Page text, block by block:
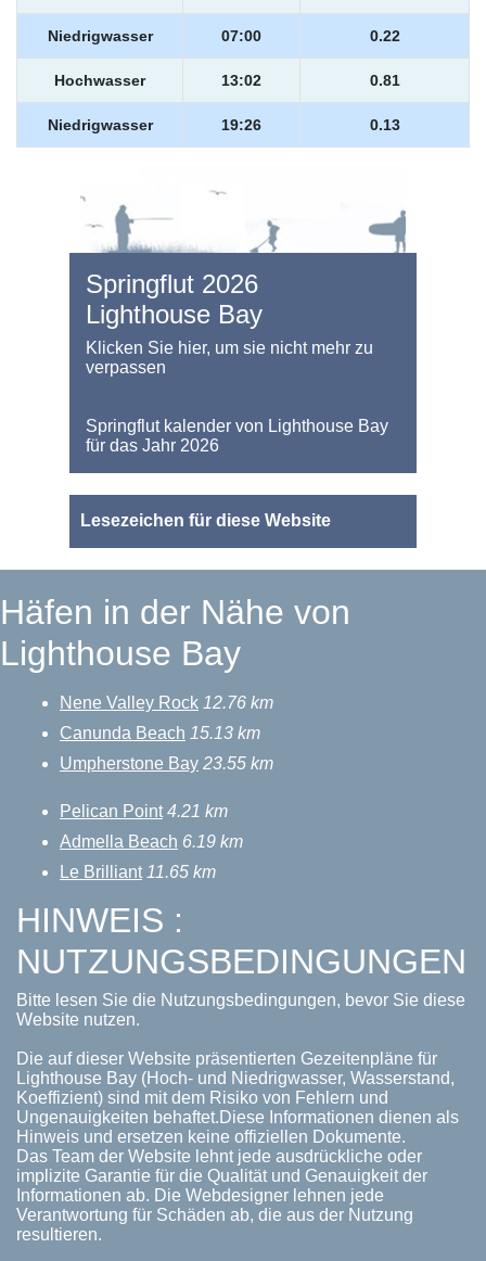
Niedrigwasser 07:00 0.22
Hochwasser 13:02 0.81
Niedrigwasser 19:26 0.13
Springflut 2026
Lighthouse Bay
Klicken Sie hier, um sie nicht mehr zu
verpassen
Springflut kalender von Lighthouse Bay
für das Jahr 2026
Lesezeichen für diese Website
Häfen in der Nähe von
Lighthouse Bay
Nene Valley Rock 12.76 km
Canunda Beach 15.13 km
Umpherstone Bay 23.55 km
Pelican Point 4.21 km
Admella Beach 6.19 km
Le Brilliant 11.65 km
HINWEIS :
NUTZUNGSBEDINGUNGEN
Bitte lesen Sie die Nutzungsbedingungen, bevor Sie diese
Website nutzen.
Die auf dieser Website präsentierten Gezeitenpläne für
Lighthouse Bay (Hoch- und Niedrigwasser, Wasserstand,
Koeffizient) sind mit dem Risiko von Fehlern und
Ungenauigkeiten behaftet.Diese Informationen dienen als
Hinweis und ersetzen keine offiziellen Dokumente.
Das Team der Website lehnt jede ausdrückliche oder
implizite Garantie für die Qualität und Genauigkeit der
Informationen ab. Die Webdesigner lehnen jede
Verantwortung für Schäden ab, die aus der Nutzung
resultieren.